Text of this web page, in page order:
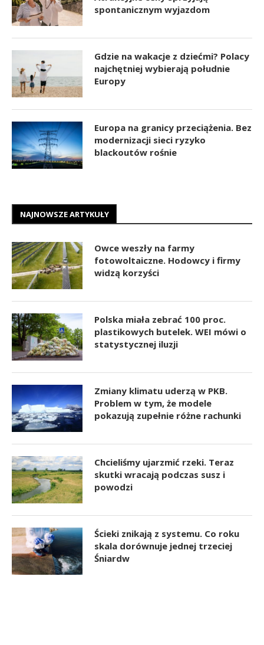
spontanicznym wyjazdom
Gdzie na wakacje z dziećmi? Polacy
najchętniej wybierają południe
Europy
Europa na granicy przeciążenia. Bez
modernizacji sieci ryzyko
blackoutów rośnie
NAJNOWSZE ARTYKUŁY
Owce weszły na farmy
fotowoltaiczne. Hodowcy i firmy
widzą korzyści
Polska miała zebrać 100 proc.
plastikowych butelek. WEI mówi o
statystycznej iluzji
Zmiany klimatu uderzą w PKB.
Problem w tym, że modele
pokazują zupełnie różne rachunki
Chcieliśmy ujarzmić rzeki. Teraz
skutki wracają podczas susz i
powodzi
Ścieki znikają z systemu. Co roku
skala dorównuje jednej trzeciej
Śniardw